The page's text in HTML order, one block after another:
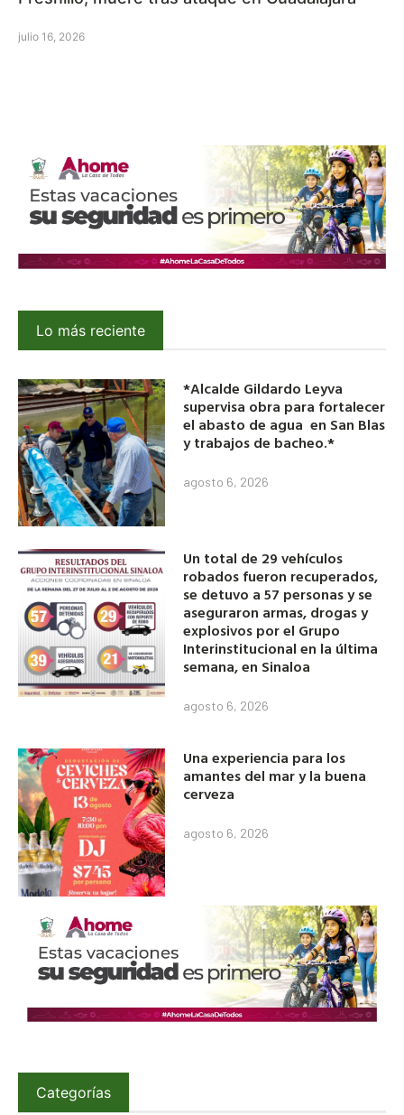
julio 16, 2026
Lo más reciente
*Alcalde Gildardo Leyva
supervisa obra para fortalecer
el abasto de agua en San Blas
y trabajos de bacheo.*
agosto 6, 2026
Un total de 29 vehículos
robados fueron recuperados,
se detuvo a 57 personas y se
aseguraron armas, drogas y
explosivos por el Grupo
Interinstitucional en la última
semana, en Sinaloa
agosto 6, 2026
Una experiencia para los
amantes del mar y la buena
cerveza
agosto 6, 2026
Categorías